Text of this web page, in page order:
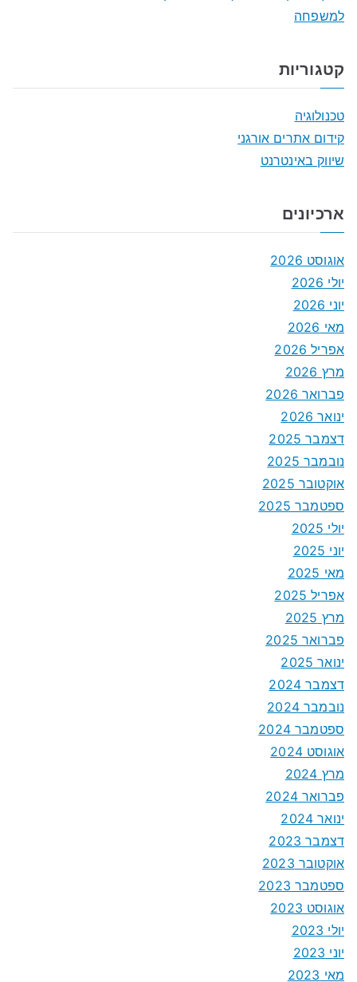
למשפחה
קטגוריות
טכנולוגיה
קידום אתרים אורגני
שיווק באינטרנט
ארכיונים
אוגוסט 2026
יולי 2026
יוני 2026
מאי 2026
אפריל 2026
מרץ 2026
פברואר 2026
ינואר 2026
דצמבר 2025
נובמבר 2025
אוקטובר 2025
ספטמבר 2025
יולי 2025
יוני 2025
מאי 2025
אפריל 2025
מרץ 2025
פברואר 2025
ינואר 2025
דצמבר 2024
נובמבר 2024
ספטמבר 2024
אוגוסט 2024
מרץ 2024
פברואר 2024
ינואר 2024
דצמבר 2023
אוקטובר 2023
ספטמבר 2023
אוגוסט 2023
יולי 2023
יוני 2023
מאי 2023